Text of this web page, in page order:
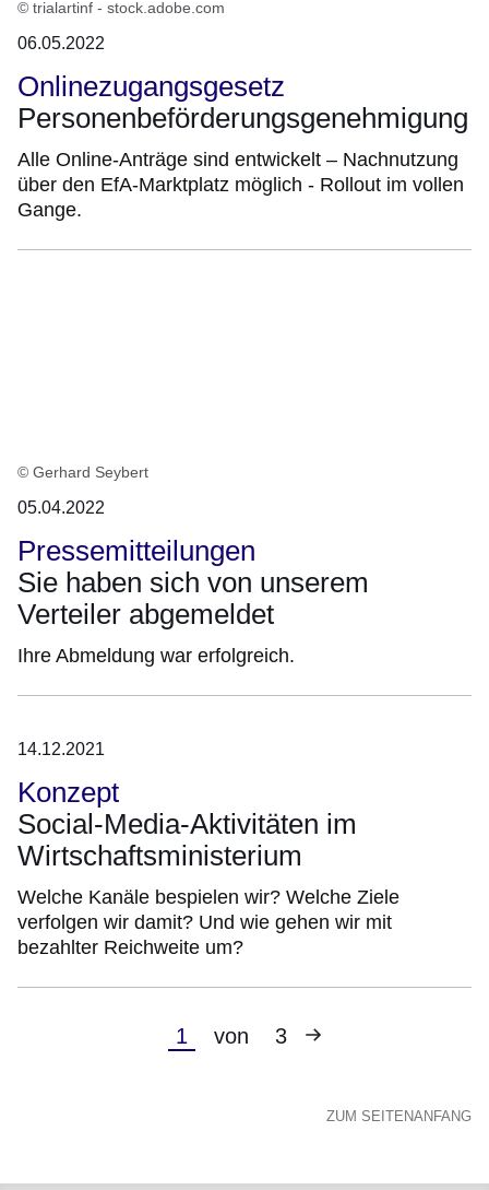
© trialartinf - stock.adobe.com
06.05.2022
Onlinezugangsgesetz
Personenbeförderungsgenehmigung
Alle Online-Anträge sind entwickelt – Nachnutzung
über den EfA-Marktplatz möglich - Rollout im vollen
Gange.
© Gerhard Seybert
05.04.2022
Pressemitteilungen
Sie haben sich von unserem
Verteiler abgemeldet
Ihre Abmeldung war erfolgreich.
14.12.2021
Konzept
Social-Media-Aktivitäten im
Wirtschaftsministerium
Welche Kanäle bespielen wir? Welche Ziele
verfolgen wir damit? Und wie gehen wir mit
bezahlter Reichweite um?
Aktuelle
1 von 3
Nächste
ZUM SEITENANFANG